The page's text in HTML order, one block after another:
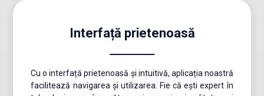
Interfață prietenoasă
Cu o interfață prietenoasă și intuitivă, aplicația noastră
facilitează navigarea și utilizarea. Fie că ești expert în